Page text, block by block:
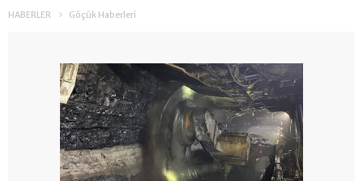
HABERLER Göçük Haberleri